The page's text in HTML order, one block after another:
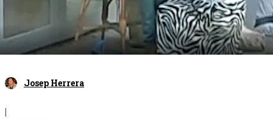
Josep Herrera
|